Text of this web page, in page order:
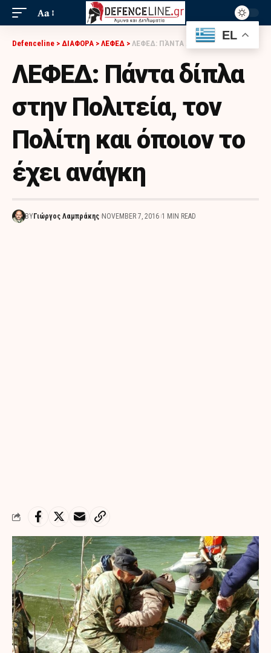
Aa
Defenceline > ΔΙΑΦΟΡΑ > ΛΕΦΕΔ > ΛΕΦΕΔ: ΠΆΝΤΑ ΔΊΠΛΑ ΣΤΗΝ ΠΟΛΙΤΕΊΑ, ΤΟΝ ΠΟΛΊΤΗ ΚΑΙ ΌΠΟΙΟΝ ΤΟ ΈΧΕΙ ΑΝΆΓΚΗ
ΛΕΦΕΔ: Πάντα δίπλα
στην Πολιτεία, τον
Πολίτη και όποιον το
έχει ανάγκη
BY Γιώργος Λαμπράκης NOVEMBER 7, 2016 1 MIN READ
EL